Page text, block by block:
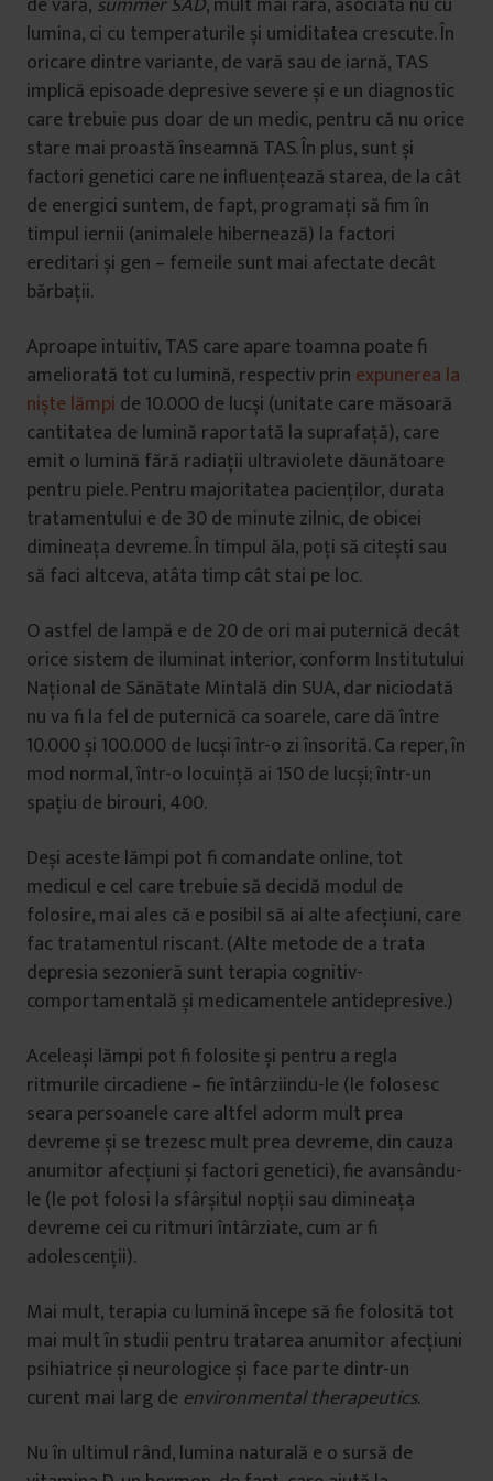
lumina, ci cu temperaturile și umiditatea crescute. În
oricare dintre variante, de vară sau de iarnă, TAS
implică episoade depresive severe și e un diagnostic
care trebuie pus doar de un medic, pentru că nu orice
stare mai proastă înseamnă TAS. În plus, sunt și
factori genetici care ne influențează starea, de la cât
de energici suntem, de fapt, programați să fim în
timpul iernii (animalele hibernează) la factori
ereditari și gen – femeile sunt mai afectate decât
bărbații.
Aproape intuitiv, TAS care apare toamna poate fi
ameliorată tot cu lumină, respectiv prin expunerea la
niște lămpi de 10.000 de lucși (unitate care măsoară
cantitatea de lumină raportată la suprafață), care
emit o lumină fără radiații ultraviolete dăunătoare
pentru piele. Pentru majoritatea pacienților, durata
tratamentului e de 30 de minute zilnic, de obicei
dimineața devreme. În timpul ăla, poți să citești sau
să faci altceva, atâta timp cât stai pe loc.
O astfel de lampă e de 20 de ori mai puternică decât
orice sistem de iluminat interior, conform Institutului
Național de Sănătate Mintală din SUA, dar niciodată
nu va fi la fel de puternică ca soarele, care dă între
10.000 și 100.000 de lucși într-o zi însorită. Ca reper, în
mod normal, într-o locuință ai 150 de lucși; într-un
spațiu de birouri, 400.
Deși aceste lămpi pot fi comandate online, tot
medicul e cel care trebuie să decidă modul de
folosire, mai ales că e posibil să ai alte afecțiuni, care
fac tratamentul riscant. (Alte metode de a trata
depresia sezonieră sunt terapia cognitiv-
comportamentală și medicamentele antidepresive.)
Aceleași lămpi pot fi folosite și pentru a regla
ritmurile circadiene – fie întârziindu-le (le folosesc
seara persoanele care altfel adorm mult prea
devreme și se trezesc mult prea devreme, din cauza
anumitor afecțiuni și factori genetici), fie avansându-
le (le pot folosi la sfârșitul nopții sau dimineața
devreme cei cu ritmuri întârziate, cum ar fi
adolescenții).
Mai mult, terapia cu lumină începe să fie folosită tot
mai mult în studii pentru tratarea anumitor afecțiuni
psihiatrice și neurologice și face parte dintr-un
curent mai larg de environmental therapeutics.
Nu în ultimul rând, lumina naturală e o sursă de